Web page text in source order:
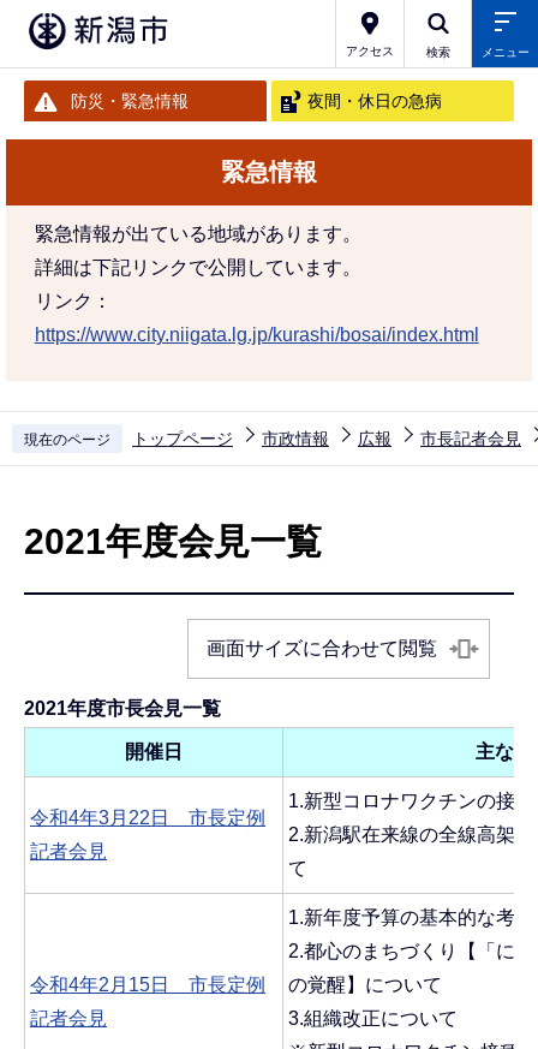
アクセス 検索 メニュー
防災・緊急情報 夜間・休日の急病
緊急情報
緊急情報が出ている地域があります。
詳細は下記リンクで公開しています。
リンク：
https://www.city.niigata.lg.jp/kurashi/bosai/index.html
現在のページ トップページ 市政情報 広報 市長記者会見
2021年度会見一覧
画面サイズに合わせて閲覧
2021年度市長会見一覧
開催日 主な内
令和4年3月22日 市長定例
記者会見
1.新型コロナワクチンの接
2.新潟駅在来線の全線高架
て
令和4年2月15日 市長定例
記者会見
1.新年度予算の基本的な考
2.都心のまちづくり【「に
の覚醒】について
3.組織改正について